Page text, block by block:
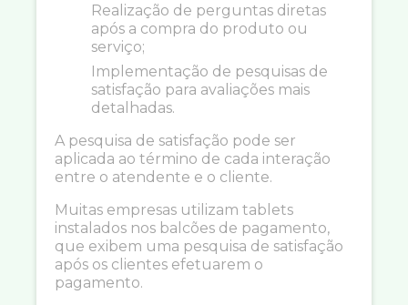
Realização de perguntas diretas
após a compra do produto ou
serviço;
Implementação de pesquisas de
satisfação para avaliações mais
detalhadas.
A pesquisa de satisfação pode ser
aplicada ao término de cada interação
entre o atendente e o cliente.
Muitas empresas utilizam tablets
instalados nos balcões de pagamento,
que exibem uma pesquisa de satisfação
após os clientes efetuarem o
pagamento.